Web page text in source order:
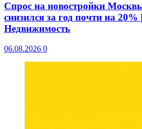
Спрос на новостройки
снизился за год почти на
Недвижимость
06.08.2026 0